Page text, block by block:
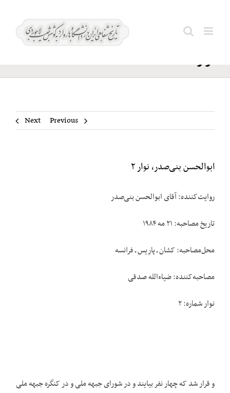
بنی‌صدر،
نوار ۲
Previous
Next
ابوالحسن بنی‌صدر، نوار ۲
روایت‌کننده: آقای ابوالحسن بنی‌صدر
تاریخ مصاحبه: ۲۱ مه ۱۹۸۴
محل‌مصاحبه: کشان ـ پاریس ـ فرانسه
مصاحبه‌کننده: ضیاءالله صدقی
نوار شماره: ۲
و قرار شد که چهار نفر بیایند و در شورای جبهه ملی و در کنگره جبهه ملی